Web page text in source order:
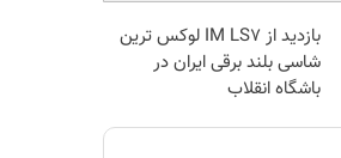
بازدید از IM LS7 لوکس ترین
شاسی بلند برقی ایران در
باشگاه انقلاب